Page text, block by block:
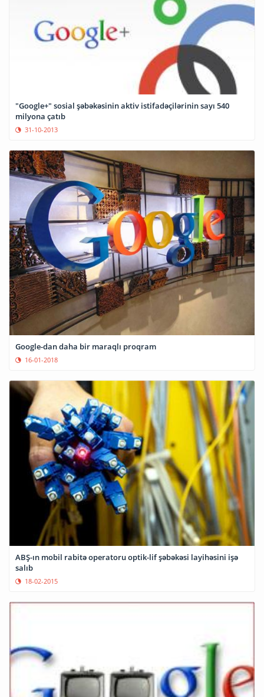
"Google+" sosial şəbəkəsinin aktiv istifadəçilərinin sayı 540
milyona çatıb
31-10-2013
Google-dan daha bir maraqlı proqram
16-01-2018
ABŞ-ın mobil rabitə operatoru optik-lif şəbəkəsi layihəsini işə
salıb
18-02-2015